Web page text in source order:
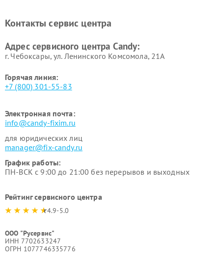
Контакты сервис центра
Адрес сервисного центра Candy:
г. Чебоксары, ул. Ленинского Комсомола, 21А
Горячая линия:
+7 (800) 301-55-83
Электронная почта:
info@candy-fixim.ru
для юридических лиц
manager@fix-candy.ru
График работы:
ПН-ВСК с 9:00 до 21:00 без перерывов и выходных
Рейтинг сервисного центра
4.9-5.0
ООО "Русервис"
ИНН 7702633247
ОГРН 1077746335776